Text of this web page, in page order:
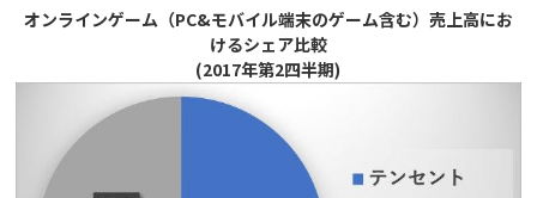
オンラインゲーム（PC&モバイル端末のゲーム含む）売上高にお
けるシェア比較
(2017年第2四半期)